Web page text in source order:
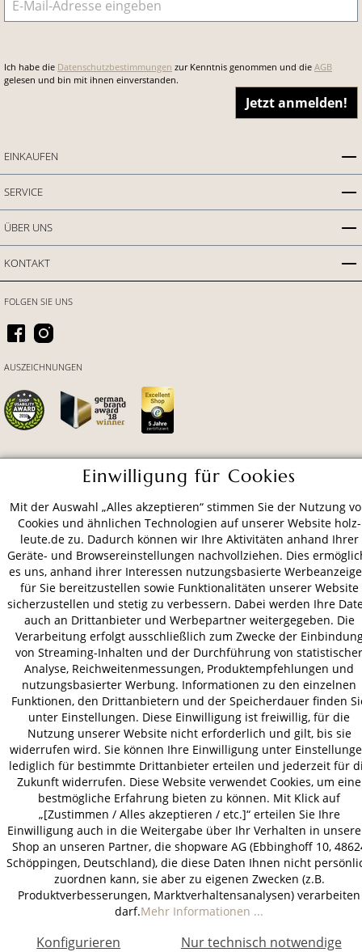
Ich habe die Datenschutzbestimmungen zur Kenntnis genommen und die AGB
gelesen und bin mit ihnen einverstanden.
Jetzt anmelden!
EINKAUFEN
SERVICE
ÜBER UNS
KONTAKT
VERSAND
FOLGEN SIE UNS
AUSZEICHNUNGEN
AGB Datenschutz
Impressum
© 2026 HOLZ-LEUTE
* Alle Preise inkl. gesetzl. Mehrwertsteuer zzgl.Versandkosten.
Einwilligung für Cookies
Mit der Auswahl „Alles akzeptieren“ stimmen Sie der Nutzung
Cookies und ähnlichen Technologien auf unserer Website holz-
leute.de zu. Dadurch können wir Ihre Aktivitäten anhand Ihrer
Geräte- und Browsereinstellungen nachvollziehen. Dies
es uns, anhand ihrer Interessen nutzungsbasierte
für Sie bereitzustellen sowie Funktionalitäten unserer Website
sicherzustellen und stetig zu verbessern. Dabei werden Ihre
auch an Drittanbieter und Werbepartner weitergegeben. Die
Verarbeitung erfolgt ausschließlich zum Zwecke der
von Streaming-Inhalten und der Durchführung von statistischer
Analyse, Reichweitenmessungen, Produktempfehlungen und
nutzungsbasierter Werbung. Informationen zu den einzelnen
Funktionen, den Drittanbietern und der Speicherdauer finden
unter Einstellungen. Diese Einwilligung ist freiwillig, für die
Nutzung unserer Website nicht erforderlich und gilt, bis sie
widerrufen wird. Sie können Ihre Einwilligung unter
lediglich für bestimmte Drittanbieter erteilen und jederzeit für
Zukunft widerrufen. Diese Website verwendet Cookies, um eine
bestmögliche Erfahrung bieten zu können. Mit Klick auf
„[Zustimmen / Alles akzeptieren / etc.]“ erteilen Sie Ihre
Einwilligung auch in die Weitergabe über Ihr Verhalten in
Shop an unseren Partner, die shopware AG (Ebbinghoff 10,
Schöppingen, Deutschland), die diese Daten Ihnen nicht
zuordnen kann, sie aber zu eigenen Zwecken (z.B.
Produktverbesserungen, Marktverhaltensanalysen) verarbeiten
darf.Mehr Informationen ...
Nur technisch notwendige
Konfigurieren